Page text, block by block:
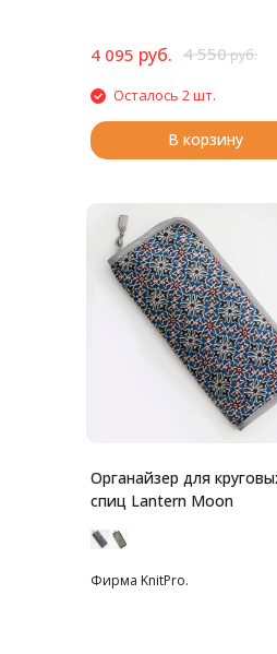
4 095 руб. 4 550руб.
Осталось 2 шт.
В корзину
Органайзер для
спиц Lantern Moon
Фирма KnitPro.